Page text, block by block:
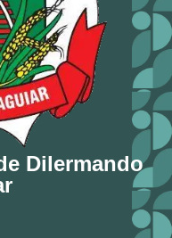
Dilermando